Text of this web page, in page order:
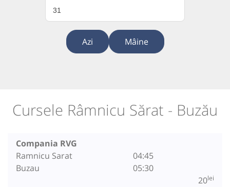
31
Azi Mâine
Cursele Râmnicu Sărat - Buzău
Compania RVG
Ramnicu Sarat
Buzau
04:45
05:30
20lei